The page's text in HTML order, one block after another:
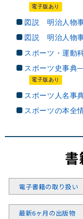
電子版あり
図説 明治人物
図説 明治人物
スポーツ・運動
スポーツ史事典
電子版あり
スポーツ人名事
スポーツの本全
書
電子書籍の取り扱い
最新6ヶ月の出版物